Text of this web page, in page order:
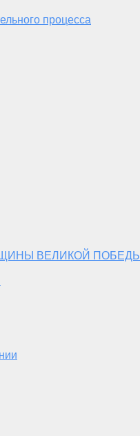
процесса
ВЕЛИКОЙ ПОБЕДЫ